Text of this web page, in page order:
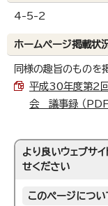
4-5-2
ホームページ掲載状
同様の趣旨のものを
平成30年度第2回
会 議事録 （
より良いウェブサ
せください
このページにつ